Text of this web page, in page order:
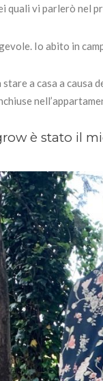
quali vi parlerò nel
Io abito in
a casa a causa
è stato il